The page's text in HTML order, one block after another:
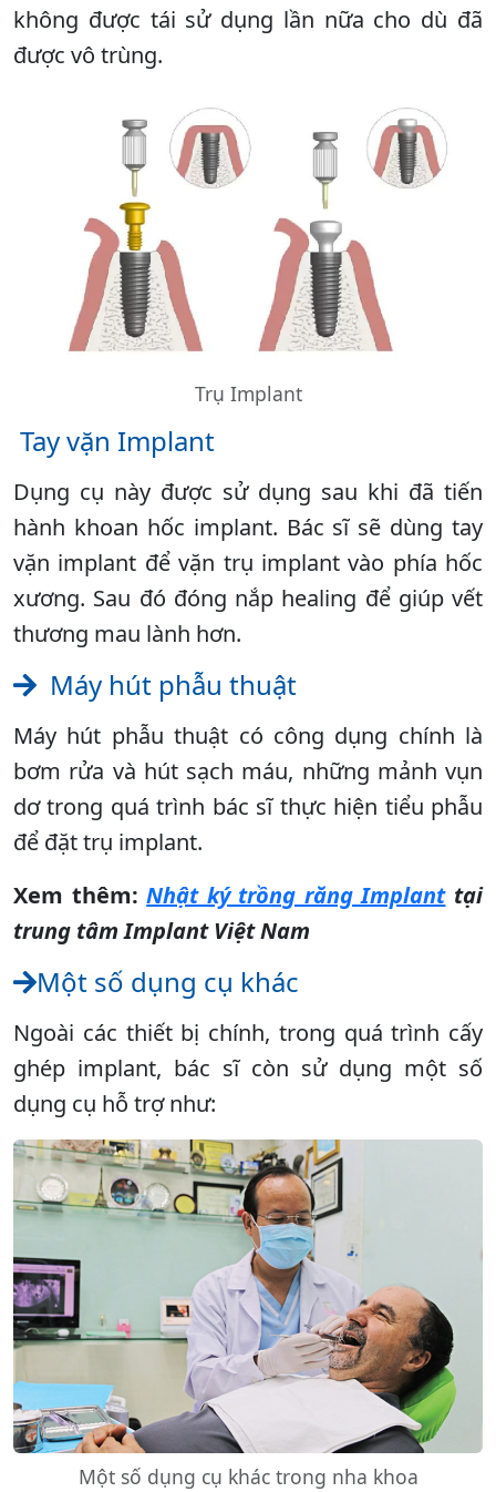
không được tái sử dụng lần nữa cho dù đã
được vô trùng.
Trụ Implant
Tay vặn Implant
Dụng cụ này được sử dụng sau khi đã tiến
hành khoan hốc implant. Bác sĩ sẽ dùng tay
vặn implant để vặn trụ implant vào phía hốc
xương. Sau đó đóng nắp healing để giúp vết
thương mau lành hơn.
Máy hút phẫu thuật
Máy hút phẫu thuật có công dụng chính là
bơm rửa và hút sạch máu, những mảnh vụn
dơ trong quá trình bác sĩ thực hiện tiểu phẫu
để đặt trụ implant.
Xem thêm: Nhật ký trồng răng Implanttại
trung tâm Implant Việt Nam
Một số dụng cụ khác
Ngoài các thiết bị chính, trong quá trình cấy
ghép implant, bác sĩ còn sử dụng một số
dụng cụ hỗ trợ như:
Một số dụng cụ khác trong nha khoa